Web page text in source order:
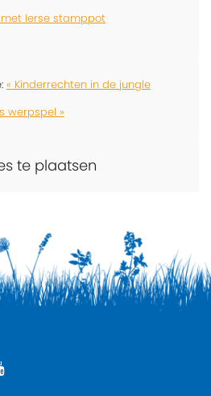
Ierse stamppot
« Kinderrechten in de jungle
werpspel »
te plaatsen